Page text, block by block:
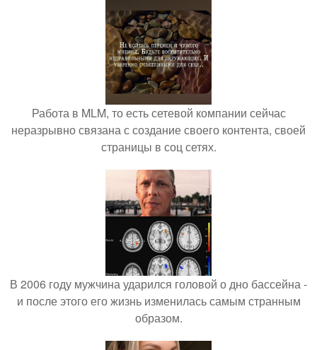
Работа в MLM, то есть сетевой компании сейчас
неразрывно связана с создание своего контента, своей
страницы в соц сетях.
В 2006 году мужчина ударился головой о дно бассейна -
и после этого его жизнь изменилась самым странным
образом.